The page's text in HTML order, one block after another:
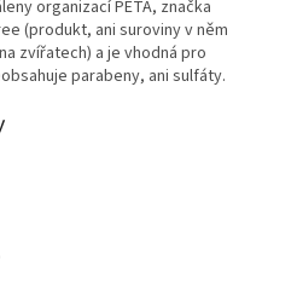
organizací PETA, značka
(produkt, ani suroviny v něm
zvířatech) a je vhodná pro
parabeny, ani sulfáty.